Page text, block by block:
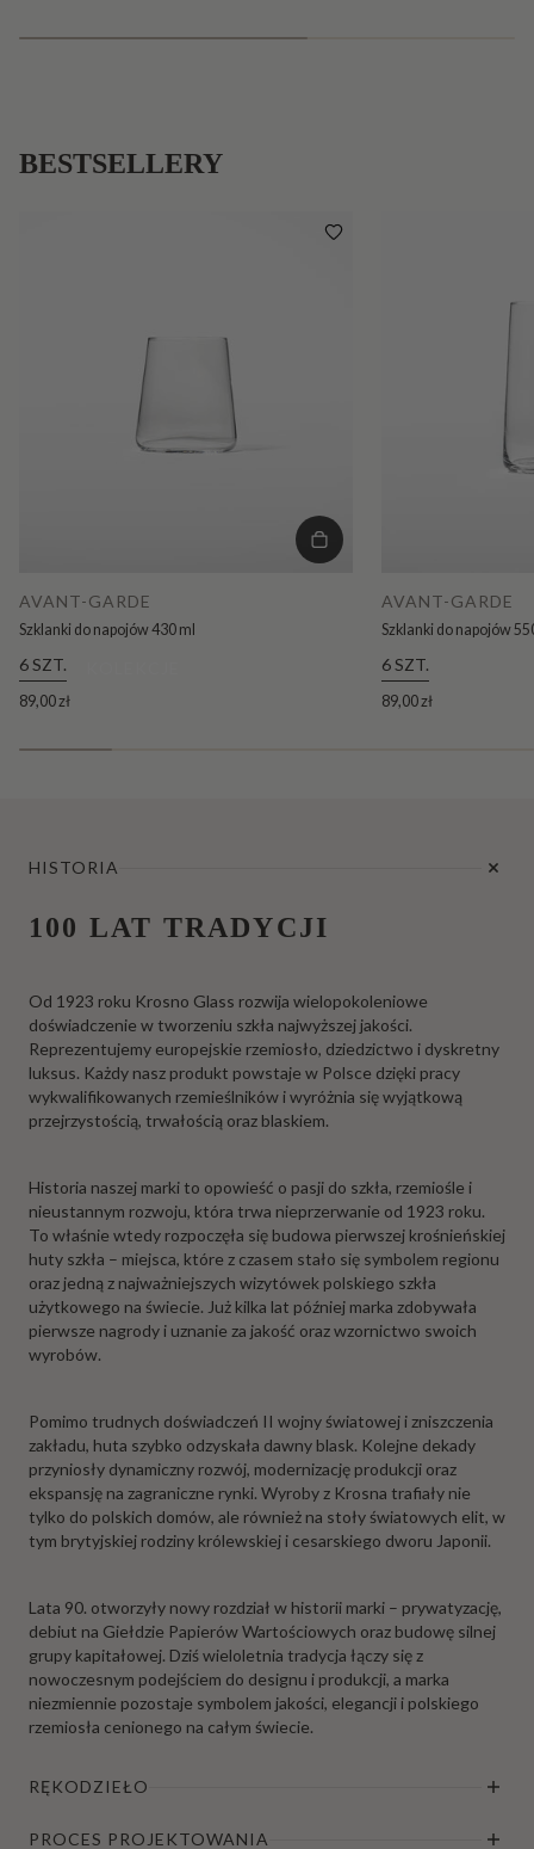
BESTSELLERY
AVANT-GARDE
Szklanki do napojów 430 ml
6 SZT.
89,00 zł
AVANT-GARDE
Szklanki do napojów
6 SZT.
89,00 zł
HISTORIA
100 LAT TRADYCJI
Od 1923 roku Krosno Glass rozwija wielopokoleniowe
doświadczenie w tworzeniu szkła najwyższej jakości.
Reprezentujemy europejskie rzemiosło, dziedzictwo i dyskretny
luksus. Każdy nasz produkt powstaje w Polsce dzięki pracy
wykwalifikowanych rzemieślników i wyróżnia się wyjątkową
przejrzystością, trwałością oraz blaskiem.
Historia naszej marki to opowieść o pasji do szkła, rzemiośle i
nieustannym rozwoju, która trwa nieprzerwanie od 1923 roku.
To właśnie wtedy rozpoczęła się budowa pierwszej krośnieńskiej
huty szkła – miejsca, które z czasem stało się symbolem regionu
oraz jedną z najważniejszych wizytówek polskiego szkła
użytkowego na świecie. Już kilka lat później marka zdobywała
pierwsze nagrody i uznanie za jakość oraz wzornictwo swoich
wyrobów.
Pomimo trudnych doświadczeń II wojny światowej i zniszczenia
zakładu, huta szybko odzyskała dawny blask. Kolejne dekady
przyniosły dynamiczny rozwój, modernizację produkcji oraz
ekspansję na zagraniczne rynki. Wyroby z Krosna trafiały nie
tylko do polskich domów, ale również na stoły światowych elit, w
tym brytyjskiej rodziny królewskiej i cesarskiego dworu Japonii.
Lata 90. otworzyły nowy rozdział w historii marki – prywatyzację,
debiut na Giełdzie Papierów Wartościowych oraz budowę silnej
grupy kapitałowej. Dziś wieloletnia tradycja łączy się z
nowoczesnym podejściem do designu i produkcji, a marka
niezmiennie pozostaje symbolem jakości, elegancji i polskiego
rzemiosła cenionego na całym świecie.
RĘKODZIEŁO
PROCES PROJEKTOWANIA